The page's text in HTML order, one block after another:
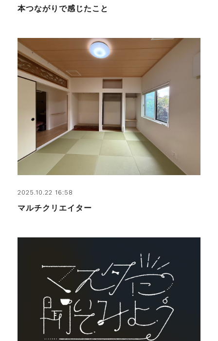
本つながりで感じたこと
2025.10.22 16:58
マルチクリエイター